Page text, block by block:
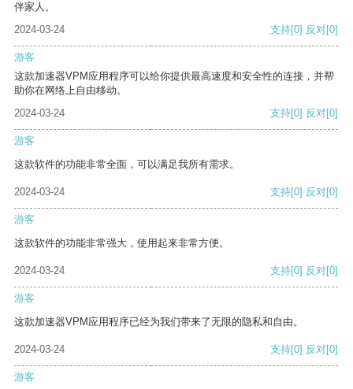
伴家人。
2024-03-24
支持[0] 反对[0]
游客
这款加速器VPM应用程序可以给你提供最高速度和安全性的连接，并帮
助你在网络上自由移动。
2024-03-24
支持[0] 反对[0]
游客
这款软件的功能非常全面，可以满足我所有需求。
2024-03-24 支持[0] 反对[0]
游客
这款软件的功能非常强大，使用起来非常方便。
2024-03-24 支持[0] 反对[0]
游客
这款加速器VPM应用程序已经为我们带来了无限的隐私和自由。
2024-03-24 支持[0] 反对[0]
游客